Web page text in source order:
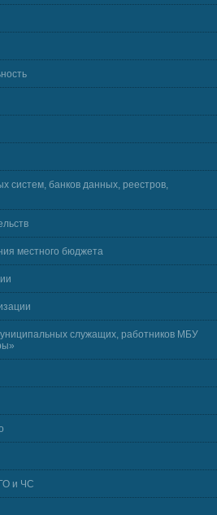
систем, банков данных, реестров,
местного бюджета
служащих, работников МБУ
и ЧС